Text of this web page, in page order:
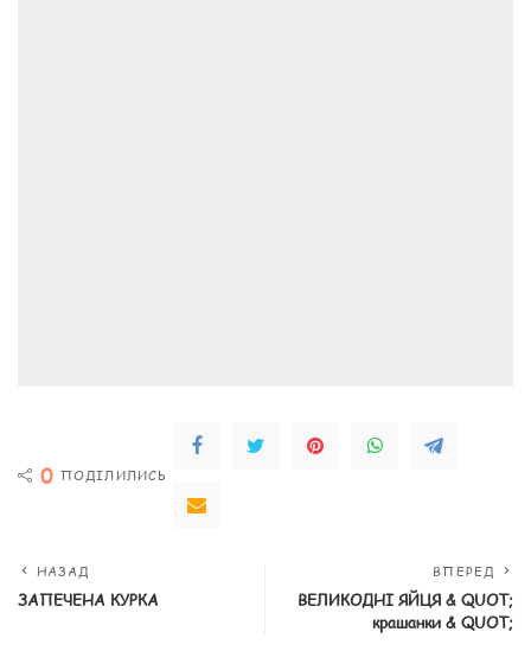
0 ПОДІЛИЛИСЬ
НАЗАД
ЗАПЕЧЕНА КУРКА
ВПЕРЕД
ВЕЛИКОДНІ ЯЙЦЯ & QUOT;
крашанки & QUOT;